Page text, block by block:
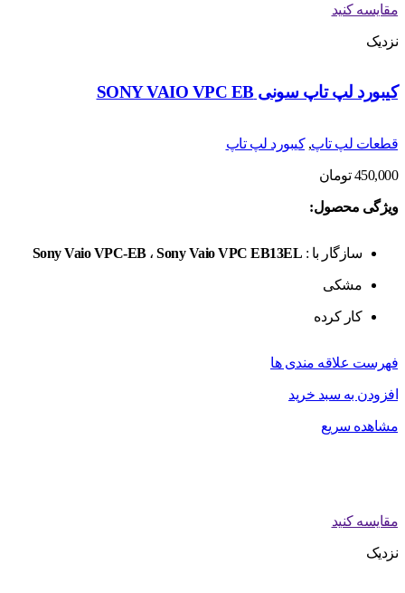
مقایسه کنید
نزدیک
کیبورد لپ تاپ سونی SONY VAIO VPC EB
قطعات لپ تاپ,کیبورد لپ تاپ
450,000 تومان
ویژگی محصول:
سازگار با : Sony Vaio VPC-EB ، Sony Vaio VPC EB13EL
مشکی
کار کرده
فهرست علاقه مندی ها
افزودن به سبد خرید
مشاهده سریع
مقایسه کنید
نزدیک